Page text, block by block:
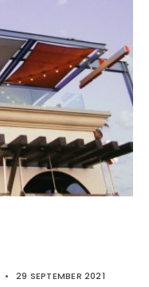
• 29 SEPTEMBER 2021